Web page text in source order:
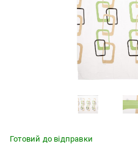
Готовий до відправки